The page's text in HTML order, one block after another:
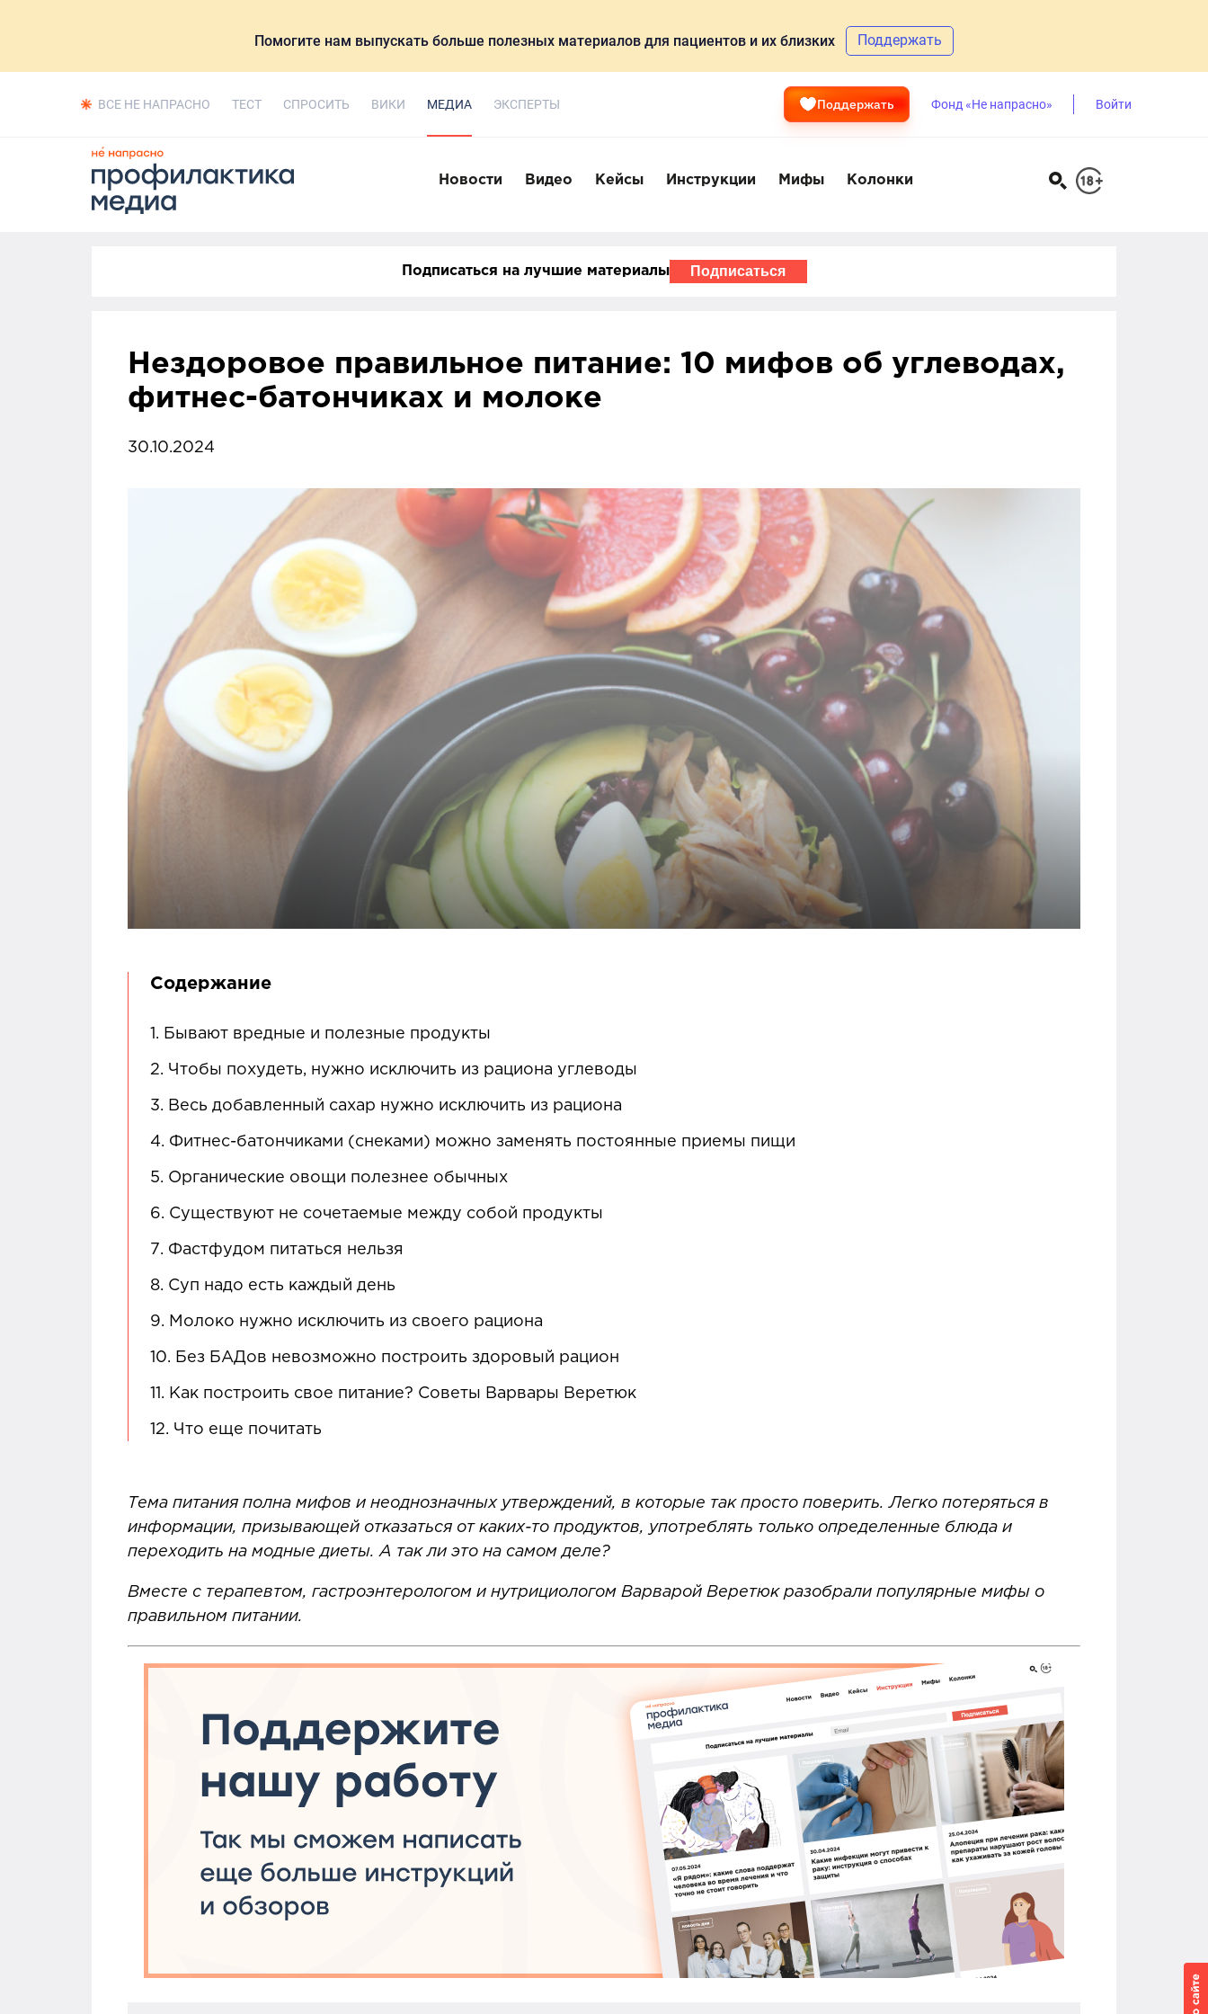
Помогите нам выпускать больше полезных материалов для пациентов и их близких Поддержать
ВСЕ НЕ НАПРАСНО ТЕСТ СПРОСИТЬ ВИКИ МЕДИА ЭКСПЕРТЫ Поддержать Фонд «Не напрасно» Войти
Новости Видео Кейсы Инструкции Мифы Колонки
Подписаться на лучшие материалы Подписаться
Нездоровое правильное питание: 10 мифов об углеводах,
фитнес-батончиках и молоке
30.10.2024
Содержание
1. Бывают вредные и полезные продукты
2. Чтобы похудеть, нужно исключить из рациона углеводы
3. Весь добавленный сахар нужно исключить из рациона
4. Фитнес-батончиками (снеками) можно заменять постоянные приемы пищи
5. Органические овощи полезнее обычных
6. Существуют не сочетаемые между собой продукты
7. Фастфудом питаться нельзя
8. Суп надо есть каждый день
9. Молоко нужно исключить из своего рациона
10. Без БАДов невозможно построить здоровый рацион
11. Как построить свое питание? Советы Варвары Веретюк
12. Что еще почитать
Тема питания полна мифов и неоднозначных утверждений, в которые так просто поверить. Легко потеряться в
информации, призывающей отказаться от каких-то продуктов, употреблять только определенные блюда и
переходить на модные диеты. А так ли это на самом деле?
Вместе с терапевтом, гастроэнтерологом и нутрициологом Варварой Веретюк разобрали популярные мифы о
правильном питании.